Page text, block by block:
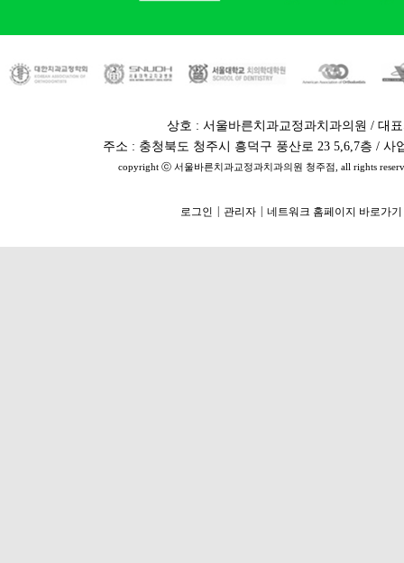
상호 : 서울바른치과교정과치과의원 / 대
주소 : 충청북도 청주시 흥덕구 풍산로 23 5,6,7층 / 사
copyright ⓒ 서울바른치과교정과치과의원 청주점, all rights
로그인 관리자 네트워크 홈페이지 바로가기